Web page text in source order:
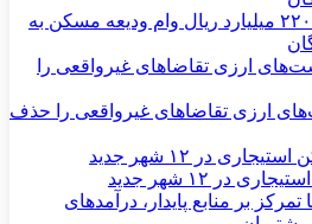
تسهیل در پرداخت بیش از ۲۲۰۰ میلیارد ریال وام ودیعه مسکن به
ارزی تقاضاهای غیرواقعی را حذف
در ۱۲ شهر جدید